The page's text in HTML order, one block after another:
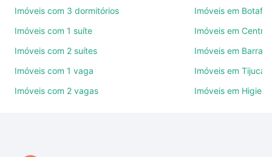
ruas, bairros e até condomínios favoritos. Você
também pode usar os filtros como quantidade de
quartos, suítes, com ou sem vaga de garagem para
comodidades, como piscina, academia, salão de
Imóveis com 3 dormitórios
Imóveis com 1 suíte
Imóveis com 2 suítes
Imóveis com 1 vaga
Imóveis com 2 vagas
Imóveis em
Imóveis em Centro
Imóveis em Barra
Imóveis em Tijuca
Imóveis em